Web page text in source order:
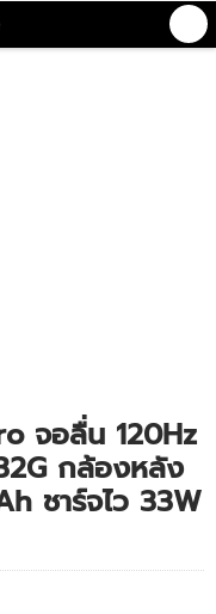
จอลื่น 120Hz
กล้องหลัง
ชาร์จไว 33W